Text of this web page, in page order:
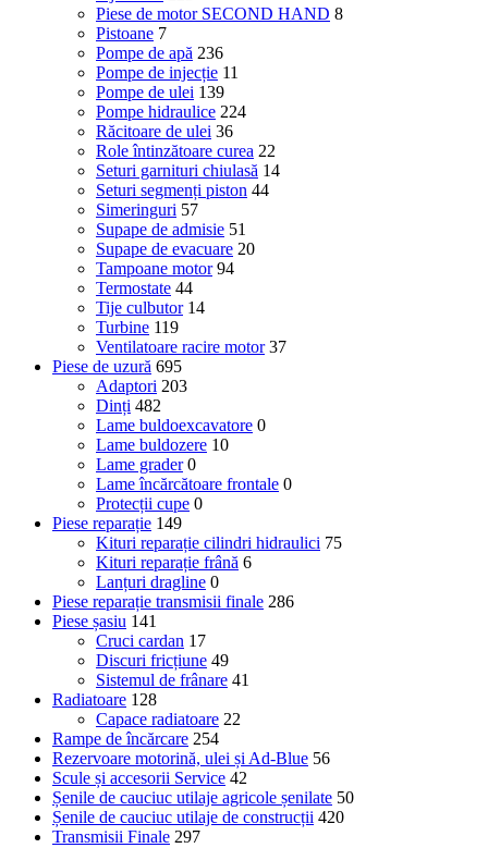
Piese de motor SECOND HAND 8
Pistoane 7
Pompe de apă 236
Pompe de injecție 11
Pompe de ulei 139
Pompe hidraulice 224
Răcitoare de ulei 36
Role întinzătoare curea 22
Seturi garnituri chiulasă 14
Seturi segmenți piston 44
Simeringuri 57
Supape de admisie 51
Supape de evacuare 20
Tampoane motor 94
Termostate 44
Tije culbutor 14
Turbine 119
Ventilatoare racire motor 37
Piese de uzură 695
Adaptori 203
Dinți 482
Lame buldoexcavatore 0
Lame buldozere 10
Lame grader 0
Lame încărcătoare frontale 0
Protecții cupe 0
Piese reparație 149
Kituri reparație cilindri hidraulici 75
Kituri reparație frână 6
Lanțuri dragline 0
Piese reparație transmisii finale 286
Piese șasiu 141
Cruci cardan 17
Discuri fricțiune 49
Sistemul de frânare 41
Radiatoare 128
Capace radiatoare 22
Rampe de încărcare 254
Rezervoare motorină, ulei și Ad-Blue 56
Scule și accesorii Service 42
Șenile de cauciuc utilaje agricole șenilate 50
Șenile de cauciuc utilaje de construcții 420
Transmisii Finale 297